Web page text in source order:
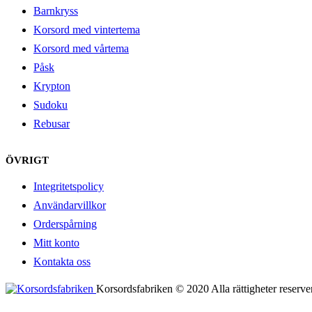
Barnkryss
Korsord med vintertema
Korsord med vårtema
Påsk
Krypton
Sudoku
Rebusar
ÖVRIGT
Integritetspolicy
Användarvillkor
Orderspårning
Mitt konto
Kontakta oss
Korsordsfabriken © 2020 Alla rättigheter